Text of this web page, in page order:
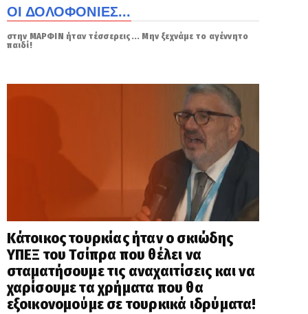
ΟΙ ΔΟΛΟΦΟΝΙΕΣ...
στην ΜΑΡΦΙΝ ήταν τέσσερεις... Μην ξεχνάμε το αγέννητο
παιδί!
Κάτοικος τουρκίας ήταν ο σκιώδης
ΥΠΕΞ του Τσίπρα που θέλει να
σταματήσουμε τις αναχαιτίσεις και να
χαρίσουμε τα χρήματα που θα
εξοικονομούμε σε τουρκικά ιδρύματα!